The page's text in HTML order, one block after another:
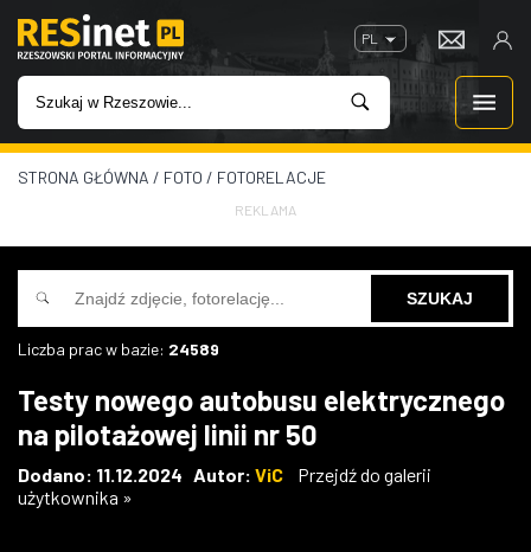
PL
WIADOMOŚCI
INWESTYCJE
IMPREZY
W KINACH
GASTRONOMIA
STRONA GŁÓWNA / FOTO / FOTORELACJE
REKLAMA
Liczba prac w bazie: 24589
Testy nowego autobusu elektrycznego
na pilotażowej linii nr 50
Dodano: 11.12.2024 Autor: ViC
Przejdź do galerii
użytkownika »